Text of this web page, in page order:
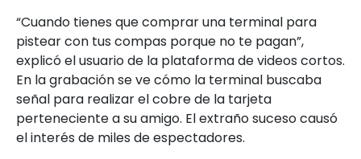
“Cuando tienes que comprar una terminal para
pistear con tus compas porque no te pagan”,
explicó el usuario de la plataforma de videos cortos.
En la grabación se ve cómo la terminal buscaba
señal para realizar el cobre de la tarjeta
perteneciente a su amigo. El extraño suceso causó
el interés de miles de espectadores.